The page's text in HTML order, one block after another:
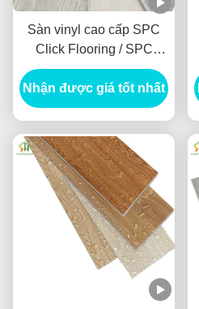
Sàn vinyl cao cấp SPC
Click Flooring / SPC
Rigid Core sàn vinyl cao
cấp cho văn phòng
Nhận được giá tốt nhất